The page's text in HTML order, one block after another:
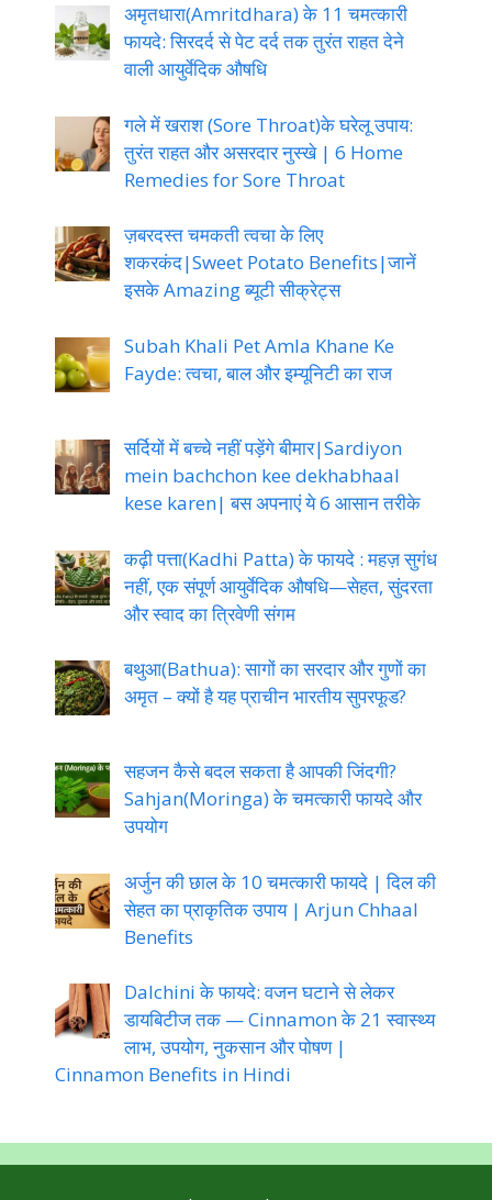
अमृतधारा(Amritdhara) के 11 चमत्कारी
फायदे: सिरदर्द से पेट दर्द तक तुरंत राहत देने
वाली आयुर्वेदिक औषधि
गले में खराश (Sore Throat)के घरेलू उपाय:
तुरंत राहत और असरदार नुस्खे | 6 Home
Remedies for Sore Throat
ज़बरदस्त चमकती त्वचा के लिए
शकरकंद|Sweet Potato Benefits|जानें
इसके Amazing ब्यूटी सीक्रेट्स
Subah Khali Pet Amla Khane Ke
Fayde: त्वचा, बाल और इम्यूनिटी का राज
सर्दियों में बच्चे नहीं पड़ेंगे बीमार|Sardiyon
mein bachchon kee dekhabhaal
kese karen| बस अपनाएं ये 6 आसान तरीके
कढ़ी पत्ता(Kadhi Patta) के फायदे : महज़ सुगंध
नहीं, एक संपूर्ण आयुर्वेदिक औषधि—सेहत, सुंदरता
और स्वाद का त्रिवेणी संगम
बथुआ(Bathua): सागों का सरदार और गुणों का
अमृत – क्यों है यह प्राचीन भारतीय सुपरफूड?
सहजन कैसे बदल सकता है आपकी जिंदगी?
Sahjan(Moringa) के चमत्कारी फायदे और
उपयोग
अर्जुन की छाल के 10 चमत्कारी फायदे | दिल की
सेहत का प्राकृतिक उपाय | Arjun Chhaal
Benefits
Dalchini के फायदे: वजन घटाने से लेकर
डायबिटीज तक — Cinnamon के 21 स्वास्थ्य
लाभ, उपयोग, नुकसान और पोषण |
Cinnamon Benefits in Hindi